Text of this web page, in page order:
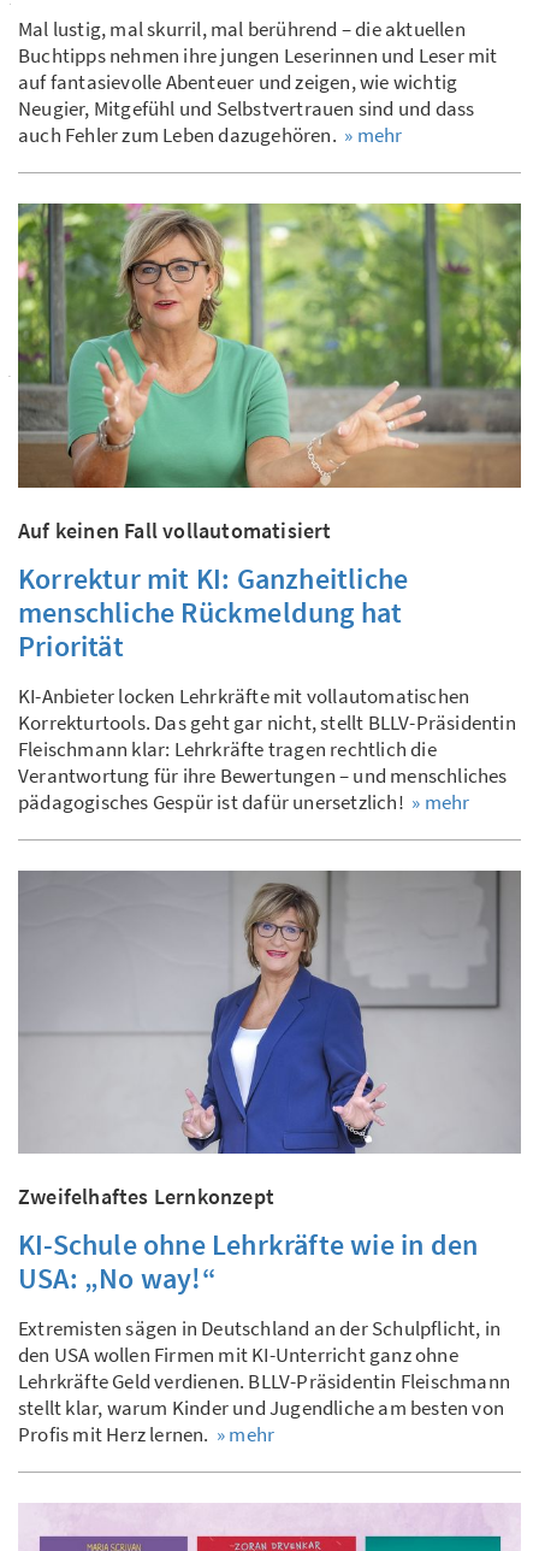
Mal lustig, mal skurril, mal berührend – die aktuellen
Buchtipps nehmen ihre jungen Leserinnen und Leser mit
auf fantasievolle Abenteuer und zeigen, wie wichtig
Neugier, Mitgefühl und Selbstvertrauen sind und dass
auch Fehler zum Leben dazugehören. » mehr
Auf keinen Fall vollautomatisiert
Korrektur mit KI: Ganzheitliche
menschliche Rückmeldung hat
Priorität
KI-Anbieter locken Lehrkräfte mit vollautomatischen
Korrekturtools. Das geht gar nicht, stellt BLLV-Präsidentin
Fleischmann klar: Lehrkräfte tragen rechtlich die
Verantwortung für ihre Bewertungen – und menschliches
pädagogisches Gespür ist dafür unersetzlich! » mehr
Zweifelhaftes Lernkonzept
KI-Schule ohne Lehrkräfte wie in den
USA: „No way!“
Extremisten sägen in Deutschland an der Schulpflicht, in
den USA wollen Firmen mit KI-Unterricht ganz ohne
Lehrkräfte Geld verdienen. BLLV-Präsidentin Fleischmann
stellt klar, warum Kinder und Jugendliche am besten von
Profis mit Herz lernen. » mehr